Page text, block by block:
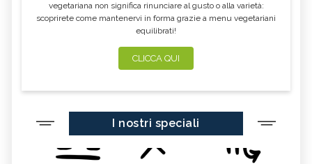
POMPELMO ACETO DI MELE
MELE
BERGAMOTTO
CEDRO FARINA DI CECI
vegetariana non significa rinunciare al gusto o alla varietà:
scoprirete come mantenervi in forma grazie a menu vegetariani
equilibrati!
CLICCA QUI
I nostri speciali